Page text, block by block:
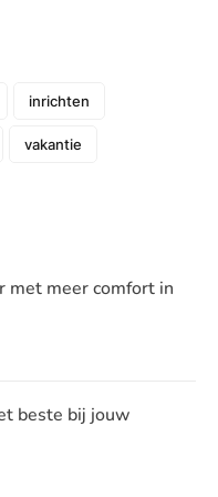
inrichten
vakantie
met meer comfort in
beste bij jouw